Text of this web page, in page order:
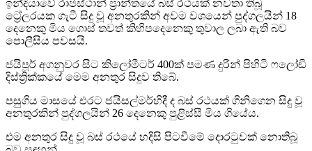
ඉන්දියාවේ රාජස්ථාන් ප්‍රාන්තයේ බස් රථයක් නවතා තිබූ
ට්‍රේලරයක ගැටී සිදු වූ අනතුරකින් අවම වශයෙන් පුද්ගලයින් 18
දෙනෙකු මිය ගොස් තවත් කිහිපදෙනෙකු තුවාල ලබා ඇති බව
පොලීසිය පවසයි.
ජයිපූර් අගනුවර සිට කිලෝමීටර් 400ක් පමණ දුරින් පිහිටි ෆලෝඩි
දිස්ත්‍රික්කයේ මෙම අනතුර සිදුව තිබේ.
පසුගිය මාසයේ එරට ජයිසල්මර්හිදී ද බස් රථයක් ගිනිගෙන සිදු වූ
අනතුරකින් පුද්ගලයින් 26 දෙනෙකු පුළිස්සී මිය ගියේය.
එම අනතුර සිදු වූ බස් රථයේ හදිසි පිටවීමේ දොරටුවක් නොතිබූ